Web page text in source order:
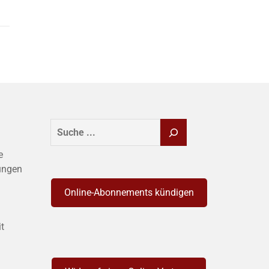
SUCHEN
Online-Abonnements kündigen